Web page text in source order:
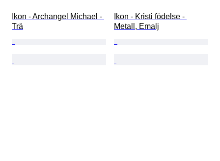
Ikon - Archangel Michael -
Trä
Ikon - Kristi födelse -
Metall, Emalj